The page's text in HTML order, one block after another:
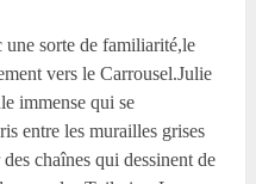
sorte de familiarité,le
vers le Carrousel.Julie
immense qui se
entre les murailles grises
chaînes qui dessinent de